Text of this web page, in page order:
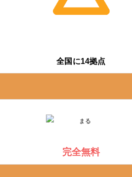
全国に14拠点
完全無料